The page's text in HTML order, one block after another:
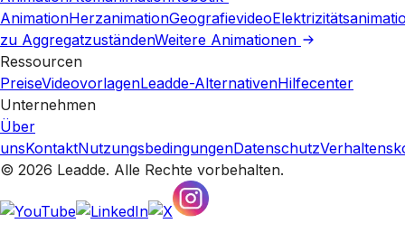
AnimationHerzanimationGeografievideo
zu AggregatzuständenWeitere Animationen
Ressourcen
PreiseVideovorlagenLeadde-AlternativenHilfecenter
Unternehmen
Über
unsKontaktNutzungsbedingungenDatenschutz
© 2026 Leadde. Alle Rechte vorbehalten.